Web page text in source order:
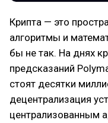
Крипта — это
алгоритмы и
бы не так. На днях
предсказаний
стоят десятки
децентрализация
централизованным